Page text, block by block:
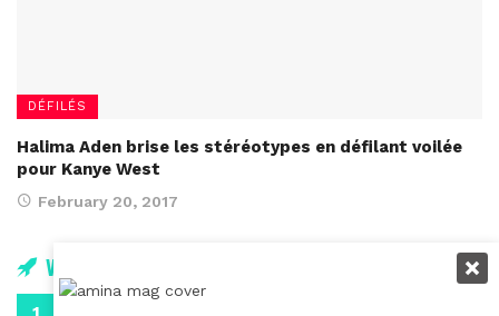
DÉFILÉS
Halima Aden brise les stéréotypes en défilant voilée
pour Kanye West
February 20, 2017
Vidéos